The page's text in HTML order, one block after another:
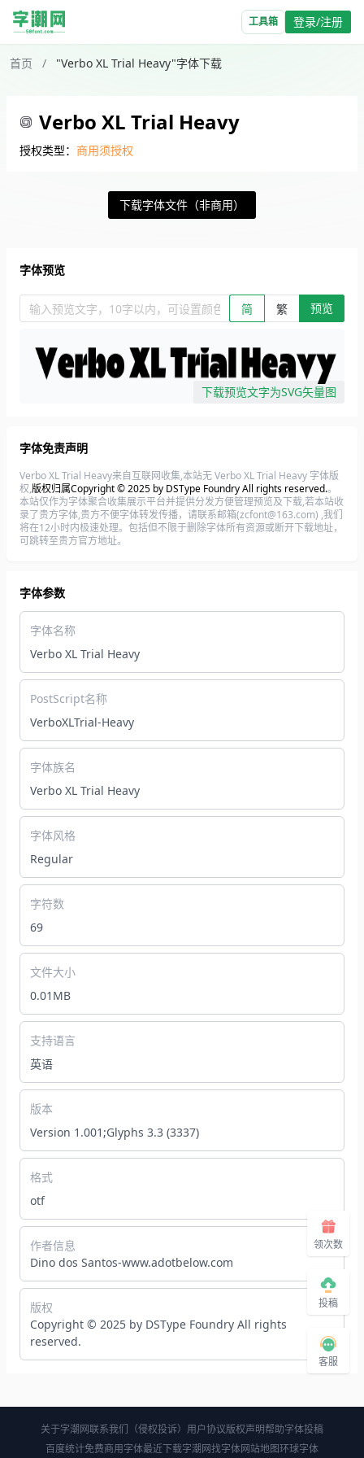
工具箱 登录/注册
首页 / "Verbo XL Trial Heavy"字体下载
Verbo XL Trial Heavy
授权类型： 商用须授权
下载字体文件（非商用）
字体预览
输入预览文字，10字以内，可设置颜色、大小、简繁。回车查看效
简 繁 预览
下载预览文字为SVG矢量图
字体免责声明
Verbo XL Trial Heavy来自互联网收集,本站无 Verbo XL Trial Heavy 字体版
权,版权归属Copyright © 2025 by DSType Foundry All rights reserved.。
本站仅作为字体聚合收集展示平台并提供分发方便管理预览及下载,若本站收
录了贵方字体,贵方不便字体转发传播，请联系邮箱(zcfont@163.com) ,我们
将在12小时内极速处理。包括但不限于删除字体所有资源或断开下载地址，
可跳转至贵方官方地址。
字体参数
字体名称
Verbo XL Trial Heavy
PostScript名称
VerboXLTrial-Heavy
字体族名
Verbo XL Trial Heavy
字体风格
Regular
字符数
69
文件大小
0.01MB
支持语言
英语
版本
Version 1.001;Glyphs 3.3 (3337)
格式
otf
作者信息
Dino dos Santos-www.adotbelow.com
版权
Copyright © 2025 by DSType Foundry All rights
reserved.
关于字潮网联系我们（侵权投诉） 用户协议版权声明帮助字体投稿
百度统计免费商用字体最近下载字潮网找字体网站地图环球字体
领次数
投稿
客服